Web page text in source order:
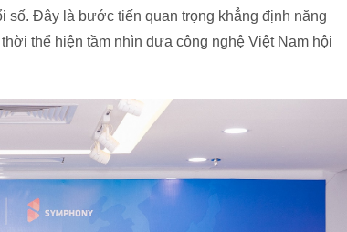
số. Đây là bước tiến quan trọng khẳng định năng
thể hiện tầm nhìn đưa công nghệ Việt Nam hội